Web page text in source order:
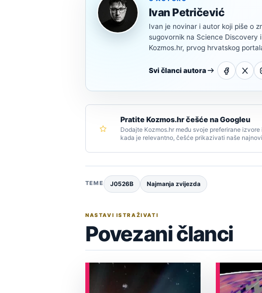
Ivan Petričević
Ivan je novinar i autor koji piše o
sugovornik na Science Discovery
Kozmos.hr, prvog hrvatskog
Svi članci autora
Pratite Kozmos.hr češće na Googleu
Dodajte Kozmos.hr među svoje preferirane izvore
kada je relevantno, češće prikazivati naše
TEME J0526B Najmanja zvijezda
NASTAVI ISTRAŽIVATI
Povezani članci